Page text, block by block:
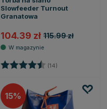
Slowfeeder Turnout
Granatowa
104.39 zł 115.99 zł
Ocena: (14)
15